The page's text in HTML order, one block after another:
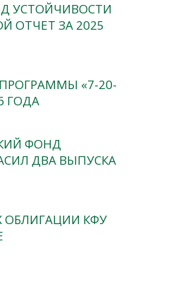
УСТОЙЧИВОСТИ
ОТЧЕТ ЗА 2025
«7-20-
ГОДА
ФОНД
ДВА ВЫПУСКА
КФУ